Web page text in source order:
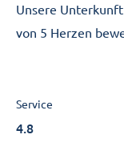
Unsere
von 5 Herzen
Service
4.8